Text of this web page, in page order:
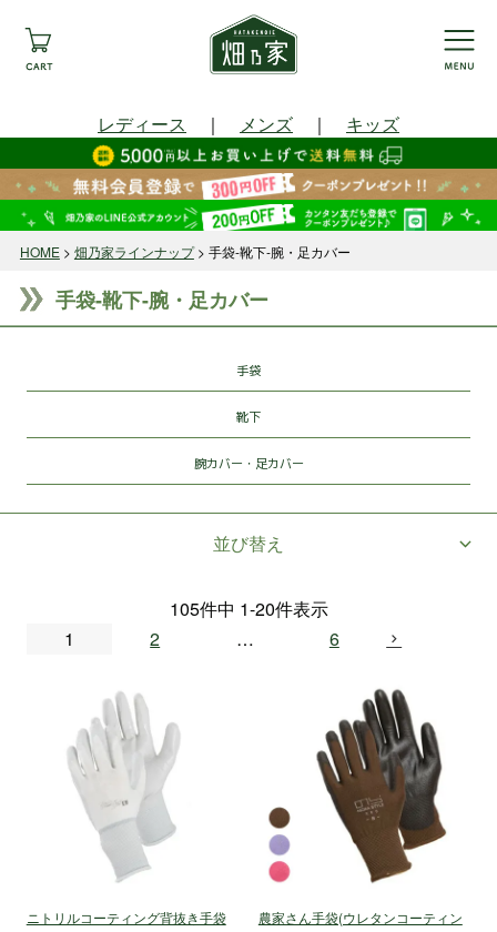
レディース ｜ メンズ ｜ キッズ
HOME 畑乃家ラインナップ 手袋-靴下-腕・足カバー
手袋-靴下-腕・足カバー
手袋
靴下
腕カバー・足カバー
並び替え
105件中 1-20件表示
1
2 … 6
ニトリルコーティング背抜き手袋
農家さん手袋(ウレタンコーティン